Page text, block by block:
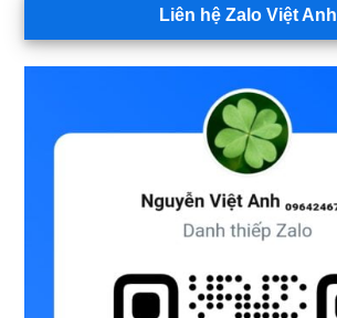
Liên hệ Zalo Việt Anh